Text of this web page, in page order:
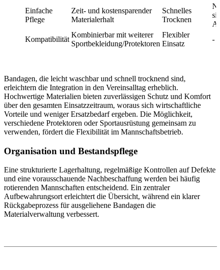
Einfache
Pflege
Zeit- und kostensparender
Materialerhalt
Schnelles
Trocknen
Kompatibilität
Kombinierbar mit weiterer
Sportbekleidung/Protektoren
Flexibler
Einsatz
-
Bandagen, die leicht waschbar und schnell trocknend sind,
erleichtern die Integration in den Vereinsalltag erheblich.
Hochwertige Materialien bieten zuverlässigen Schutz und Komfort
über den gesamten Einsatzzeitraum, woraus sich wirtschaftliche
Vorteile und weniger Ersatzbedarf ergeben. Die Möglichkeit,
verschiedene Protektoren oder Sportausrüstung gemeinsam zu
verwenden, fördert die Flexibilität im Mannschaftsbetrieb.
Organisation und Bestandspflege
Eine strukturierte Lagerhaltung, regelmäßige Kontrollen auf Defekte
und eine vorausschauende Nachbeschaffung werden bei häufig
rotierenden Mannschaften entscheidend. Ein zentraler
Aufbewahrungsort erleichtert die Übersicht, während ein klarer
Rückgabeprozess für ausgeliehene Bandagen die
Materialverwaltung verbessert.